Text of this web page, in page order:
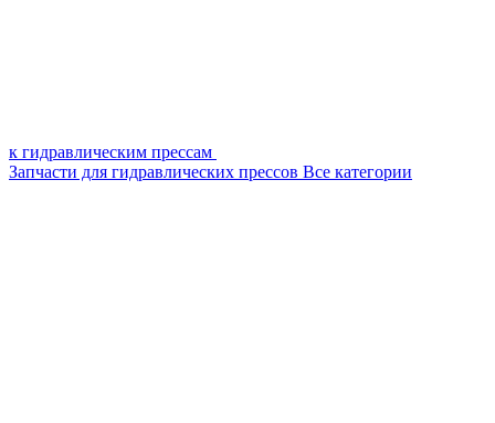
к гидравлическим прессам
Запчасти для гидравлических прессов Все категории